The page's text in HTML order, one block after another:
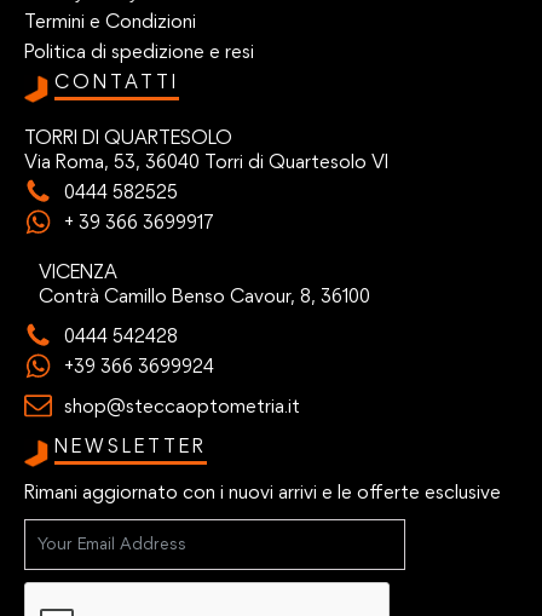
Termini e Condizioni
Politica di spedizione e resi
CONTATTI
TORRI DI QUARTESOLO
Via Roma, 53, 36040 Torri di Quartesolo VI
0444 582525
+ 39 366 3699917
VICENZA
Contrà Camillo Benso Cavour, 8, 36100
0444 542428
+39 366 3699924
shop@steccaoptometria.it
NEWSLETTER
Rimani aggiornato con i nuovi arrivi e le offerte esclusive